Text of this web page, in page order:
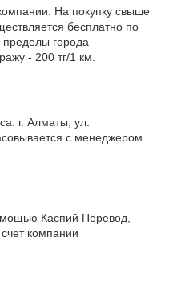
На покупку свыше
бесплатно по
пределы города
- 200 тг/1 км.
г. Алматы, ул.
с менеджером
Каспий Перевод,
компании